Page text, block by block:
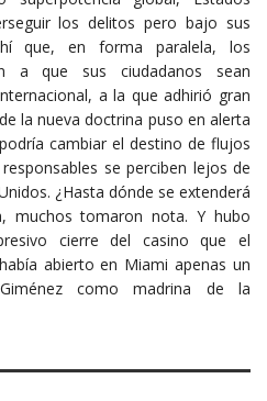
los delitos pero bajo sus
que, en forma paralela, los
a que sus ciudadanos sean
a la que adhirió gran
la nueva doctrina puso en alerta
cambiar el destino de flujos
se perciben lejos de
¿Hasta dónde se extenderá
muchos tomaron nota. Y hubo
cierre del casino que el
abierto en Miami apenas un
como madrina de la